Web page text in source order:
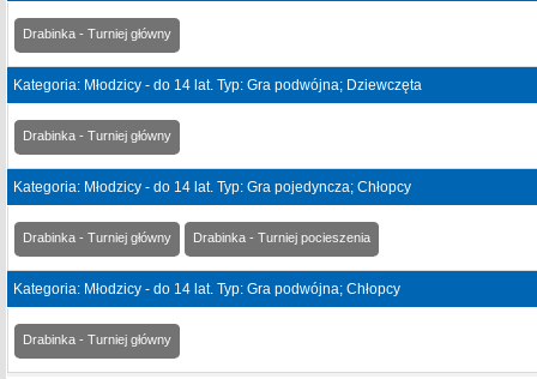
Drabinka - Turniej główny
Kategoria: Młodzicy - do 14 lat. Typ: Gra podwójna; Dziewczęta
Drabinka - Turniej główny
Kategoria: Młodzicy - do 14 lat. Typ: Gra pojedyncza; Chłopcy
Drabinka - Turniej główny Drabinka - Turniej pocieszenia
Kategoria: Młodzicy - do 14 lat. Typ: Gra podwójna; Chłopcy
Drabinka - Turniej główny